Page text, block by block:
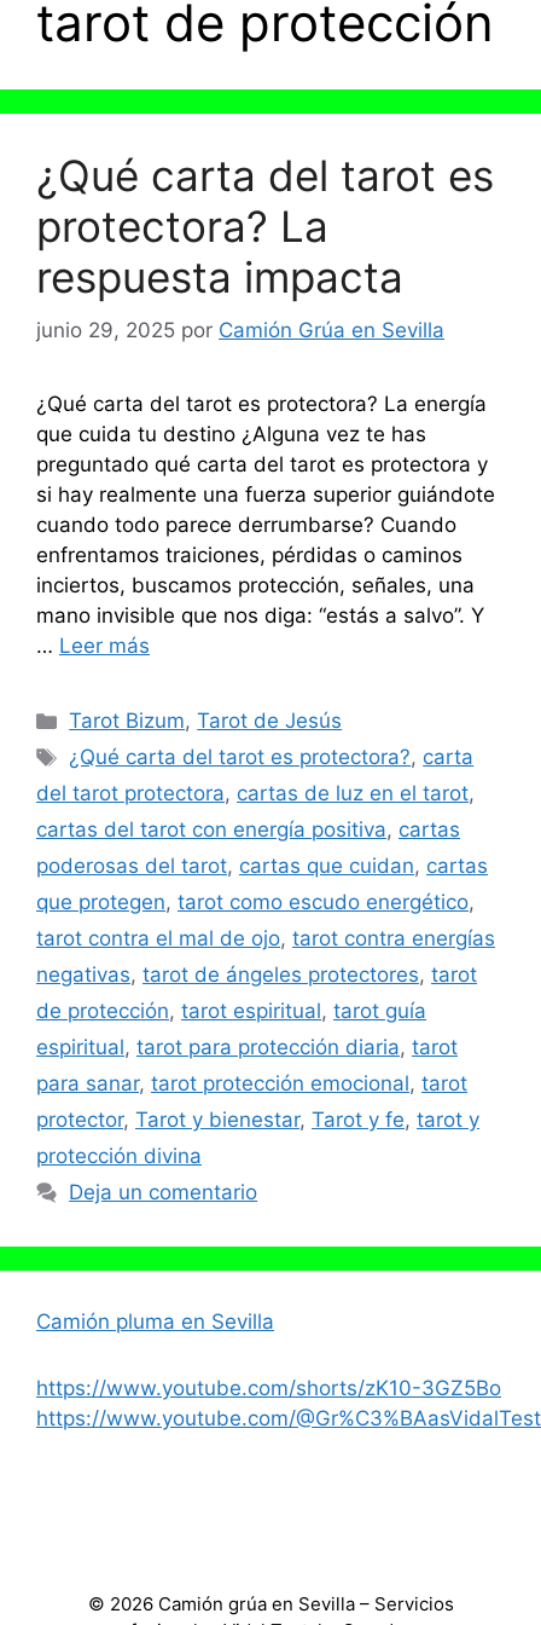
tarot de protección
¿Qué carta del tarot es
protectora? La
respuesta impacta
junio 29, 2025 por Camión Grúa en Sevilla
¿Qué carta del tarot es protectora? La energía
que cuida tu destino ¿Alguna vez te has
preguntado qué carta del tarot es protectora y
si hay realmente una fuerza superior guiándote
cuando todo parece derrumbarse? Cuando
enfrentamos traiciones, pérdidas o caminos
inciertos, buscamos protección, señales, una
mano invisible que nos diga: “estás a salvo”. Y
… Leer más
Categorías
Tarot Bizum,Tarot de Jesús
Etiquetas
¿Qué carta del tarot es protectora?, carta
del tarot protectora, cartas de luz en el tarot,
cartas del tarot con energía positiva, cartas
poderosas del tarot, cartas que cuidan, cartas
que protegen, tarot como escudo energético,
tarot contra el mal de ojo, tarot contra energías
negativas, tarot de ángeles protectores, tarot
de protección, tarot espiritual, tarot guía
espiritual, tarot para protección diaria, tarot
para sanar, tarot protección emocional, tarot
protector, Tarot y bienestar, Tarot y fe, tarot y
protección divina
Deja un comentario
Camión pluma en Sevilla
https://www.youtube.com/shorts/zK10-3GZ5Bo
https://www.youtube.com/
© 2026 Camión grúa en Sevilla – Servicios